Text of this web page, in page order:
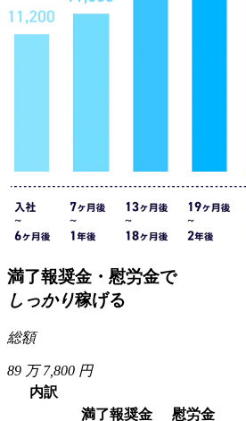
満了報奨金・慰労金で
しっかり稼げる
総額
89 万 7,800 円
内訳
満了報奨金
慰労金